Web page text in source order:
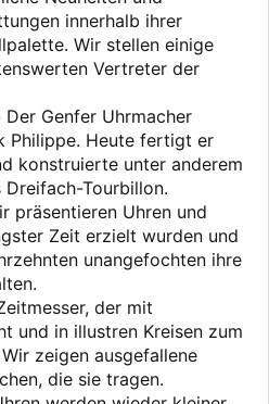
innerhalb ihrer
Wir stellen einige
Vertreter der
Der Genfer Uhrmacher
Philippe. Heute fertigt er
konstruierte unter anderem
Tourbillon.
präsentieren Uhren und
Zeit erzielt wurden und
unangefochten ihre
der mit
und in illustren Kreisen zum
zeigen ausgefallene
die sie tragen.